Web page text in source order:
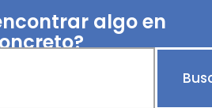
algo en